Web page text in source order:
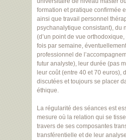
formation et pratique confirmée
ainsi que travail personnel
psychanalytique consistant), du
(d’un point de vue
fois par semaine,
professionnel de
futur analyste), leur durée (pas
leur coût (entre 40 et 70 euros),
discutées et toujours se placer
éthique.
La régularité des séances est
mesure où la relation qui se
travers de ses composantes
transférentielle et de leur